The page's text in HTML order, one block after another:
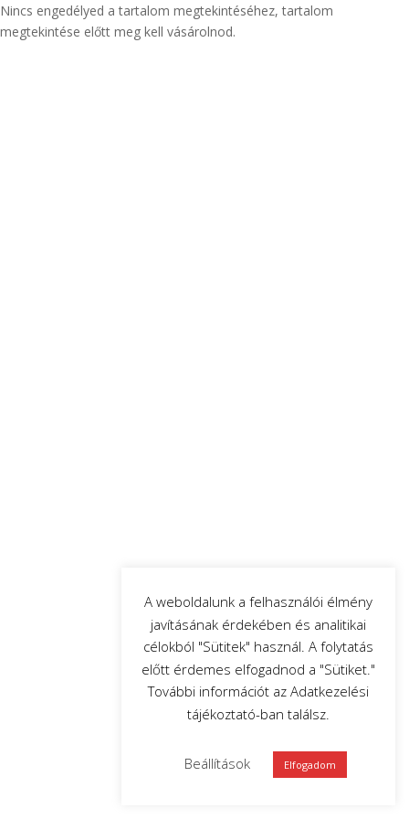
Nincs engedélyed a tartalom megtekintéséhez, tartalom
megtekintése előtt meg kell vásárolnod.
A weboldalunk a felhasználói élmény
javításának érdekében és analitikai
célokból "Sütitek" használ. A folytatás
előtt érdemes elfogadnod a "Sütiket."
További információt az Adatkezelési
tájékoztató-ban találsz.
Beállítások Elfogadom